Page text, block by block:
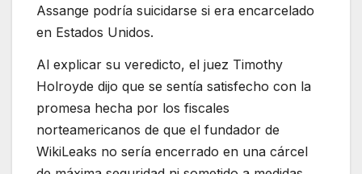
Assange podría suicidarse si era encarcelado
en Estados Unidos.
Al explicar su veredicto, el juez Timothy
Holroyde dijo que se sentía satisfecho con la
promesa hecha por los fiscales
norteamericanos de que el fundador de
WikiLeaks no sería encerrado en una cárcel